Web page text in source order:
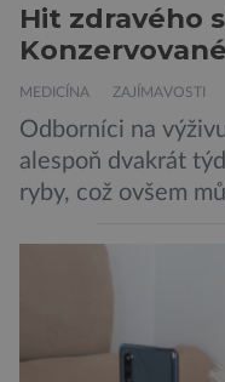
Hit zdravého
MEDICÍNA ZAJÍMAVOSTI
Odborníci na
alespoň dvakrát
ryby, což ovšem
doporučení se
sardinky, které si
„Místo toho, aby
mononutrienty,